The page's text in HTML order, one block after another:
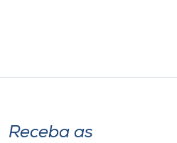
Receba as